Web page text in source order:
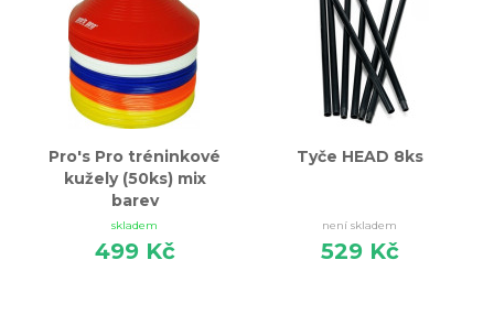
Pro's Pro tréninkové
kužely (50ks) mix
barev
skladem
499 Kč
Tyče HEAD 8ks
není skladem
529 Kč